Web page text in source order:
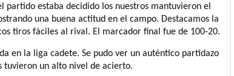
partido estaba decidido los nuestros mantuvieron el
una buena actitud en el campo. Destacamos la
tiros fáciles al rival. El marcador final fue de 100-20.
en la liga cadete. Se pudo ver un auténtico partidazo
tuvieron un alto nivel de acierto.